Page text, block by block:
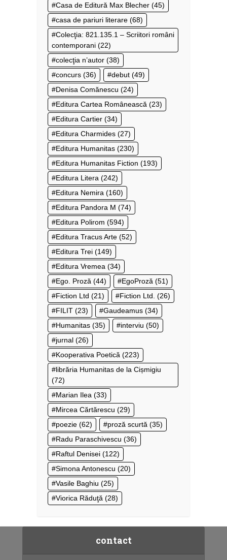
Casa de Editură Max Blecher (45)
casa de pariuri literare (68)
Colecţia: 821.135.1 – Scriitori români
contemporani (22)
colecţia n’autor (38)
concurs (36) debut (49)
Denisa Comănescu (24)
Editura Cartea Românească (23)
Editura Cartier (34)
Editura Charmides (27)
Editura Humanitas (230)
Editura Humanitas Fiction (193)
Editura Litera (242)
Editura Nemira (160)
Editura Pandora M (74)
Editura Polirom (594)
Editura Tracus Arte (52)
Editura Trei (149)
Editura Vremea (34)
Ego. Proză (44) EgoProză (51)
Fiction Ltd (21) Fiction Ltd. (26)
FILIT (23) Gaudeamus (34)
Humanitas (35) interviu (50)
jurnal (26)
Kooperativa Poetică (223)
librăria Humanitas de la Cișmigiu
(72)
Marian Ilea (33)
Mircea Cărtărescu (29)
poezie (62) proză scurtă (35)
Radu Paraschivescu (36)
Raftul Denisei (122)
Simona Antonescu (20)
Vasile Baghiu (25)
Viorica Răduţă (28)
contact